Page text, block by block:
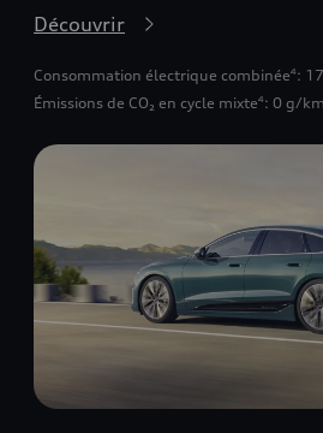
Découvrir
Consommation électrique combinée4 :
Émissions de CO₂ en cycle mixte4 : 0 g/km